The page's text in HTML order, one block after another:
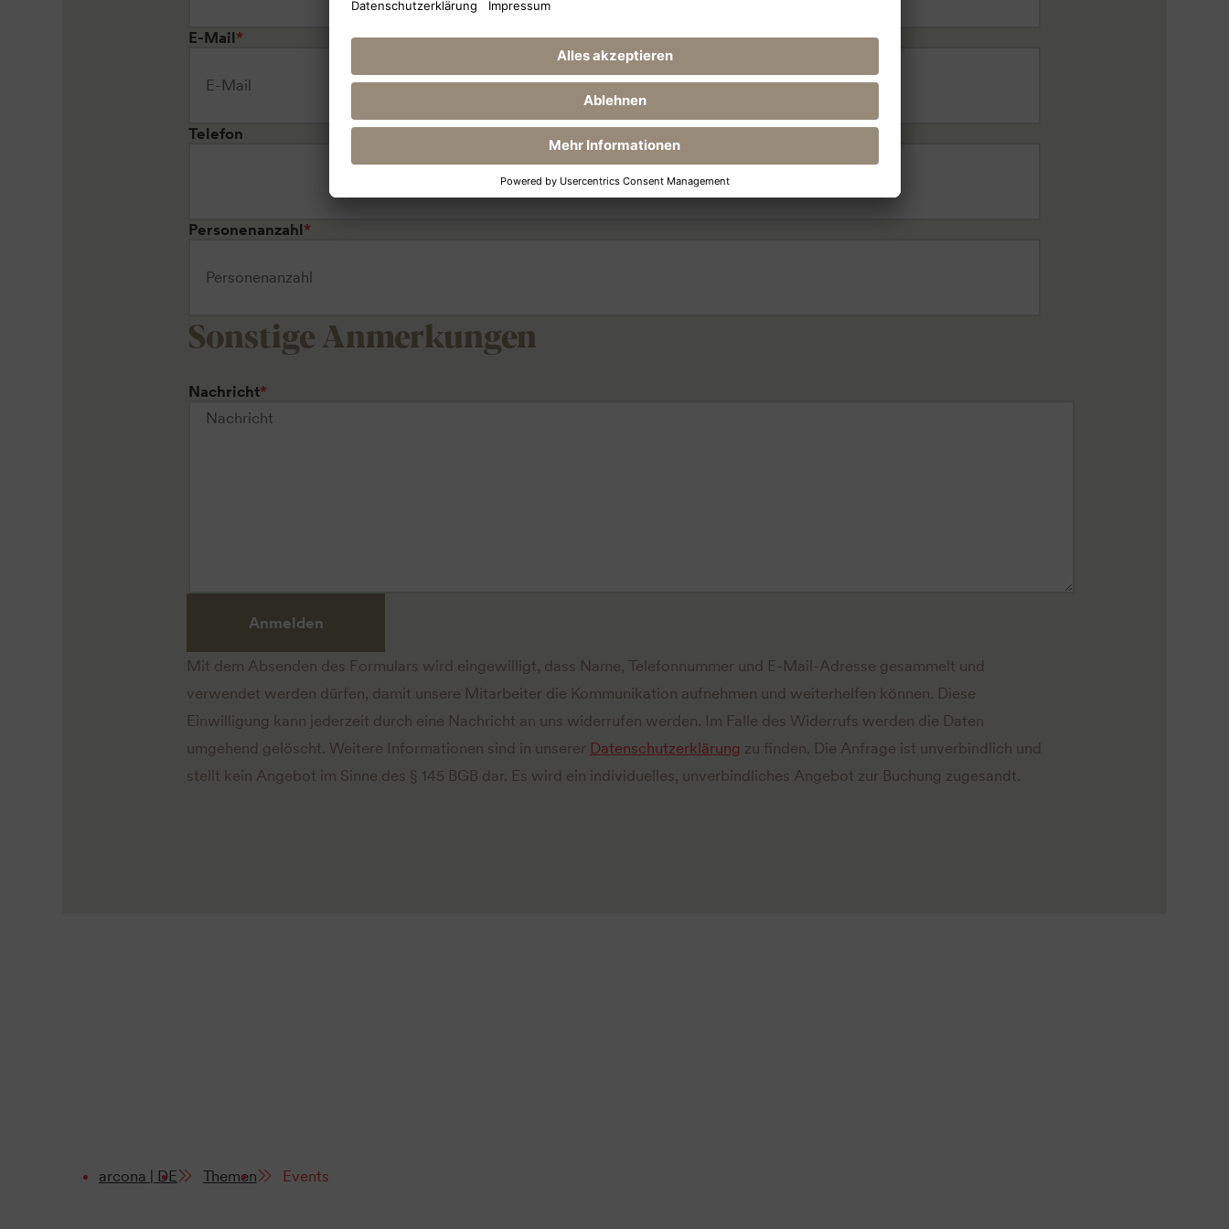
E-Mail*
Telefon
Personenanzahl*
Sonstige Anmerkungen
Nachricht*
Anmelden
Mit dem Absenden des Formulars wird eingewilligt, dass Name, Telefonnummer und E-Mail-Adresse gesammelt und
verwendet werden dürfen, damit unsere Mitarbeiter die Kommunikation aufnehmen und weiterhelfen können. Diese
Einwilligung kann jederzeit durch eine Nachricht an uns widerrufen werden. Im Falle des Widerrufs werden die Daten
umgehend gelöscht. Weitere Informationen sind in unserer Datenschutzerklärung zu finden. Die Anfrage ist unverbindlich und
stellt kein Angebot im Sinne des § 145 BGB dar. Es wird ein individuelles, unverbindliches Angebot zur Buchung zugesandt.
arcona | DE Themen Events